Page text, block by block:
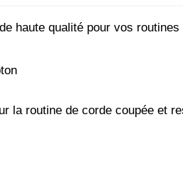
haute qualité pour vos
la routine de corde coupée et